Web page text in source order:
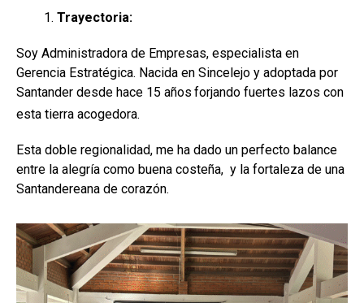
Trayectoria:
Soy Administradora de Empresas, especialista en
Gerencia Estratégica. Nacida en Sincelejo y adoptada por
Santander desde hace 15 años forjando fuertes lazos con
esta tierra acogedora.
Esta doble regionalidad, me ha dado un perfecto balance
entre la alegría como buena costeña, y la fortaleza de una
Santandereana de corazón.